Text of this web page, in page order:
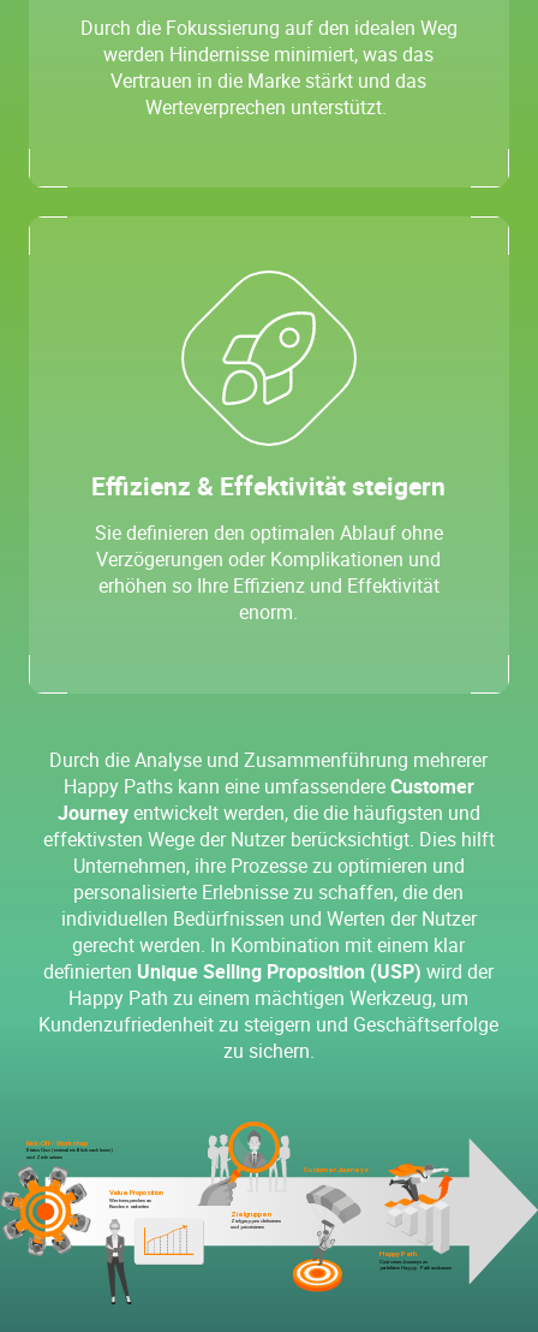
Durch die Fokussierung auf den idealen Weg
werden Hindernisse minimiert, was das
Vertrauen in die Marke stärkt und das
Werteverprechen unterstützt.
Effizienz & Effektivität steigern
Sie definieren den optimalen Ablauf ohne
Verzögerungen oder Komplikationen und
erhöhen so Ihre Effizienz und Effektivität
enorm.
Durch die Analyse und Zusammenführung mehrerer
Happy Paths kann eine umfassendereCustomer
Journeyentwickelt werden, die die häufigsten und
effektivsten Wege der Nutzer berücksichtigt. Dies hilft
Unternehmen, ihre Prozesse zu optimieren und
personalisierte Erlebnisse zu schaffen, die den
individuellen Bedürfnissen und Werten der Nutzer
gerecht werden. In Kombination mit einem klar
definierten Unique Selling Proposition (USP) wird der
Happy Path zu einem mächtigen Werkzeug, um
Kundenzufriedenheit zu steigern und Geschäftserfolge
zu sichern.